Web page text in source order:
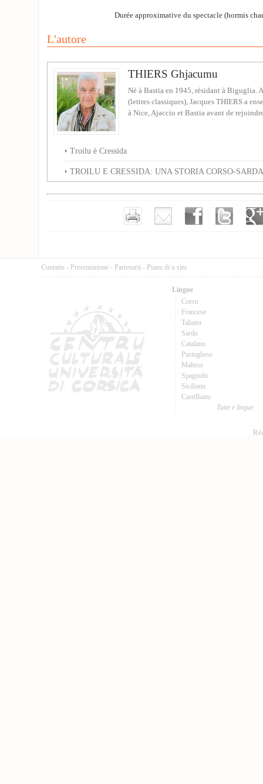
Durée approximative du spectacle (hormis
L'autore
THIERS Ghjacumu
Né à Bastia en 1945, résidant à Biguglia.
(lettres classiques), Jacques THIERS a
à Nice, Ajaccio et Bastia avant de
Troilu è Cressida
TROILU E CRESSIDA: UNA STORIA CORSO-
Cuntattu - Presentazione - Partenarii - Pianu di u situ
Lingue
Corsu
Francese
Talianu
Sardu
Catalanu
Purtughese
Maltese
Spagnolu
Sicilianu
Castillianu
Tutte e lingue